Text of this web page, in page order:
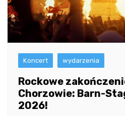
Koncert wydarzenia
Rockowe
Chorzowie: Barn-
2026!